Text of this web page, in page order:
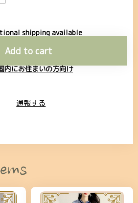
shipping available
Add to cart
内にお住まいの方向け
通報する